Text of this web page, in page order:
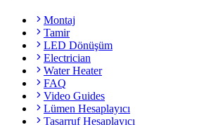
Montaj
Tamir
LED Dönüşüm
Electrician
Water Heater
FAQ
Video Guides
Lümen Hesaplayıcı
Tasarruf Hesaplayıcı